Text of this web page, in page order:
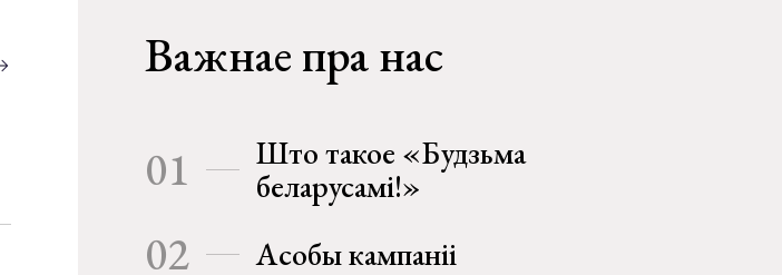
Важнае пра нас
01
Што такое «Будзьма
беларусамі!»
02 Асобы кампаніі